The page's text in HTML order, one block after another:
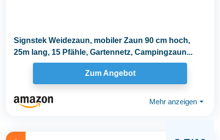
Signstek Weidezaun, mobiler Zaun 90 cm hoch,
25m lang, 15 Pfähle, Gartennetz, Campingzaun...
Zum Angebot
Mehr anzeigen ⏷